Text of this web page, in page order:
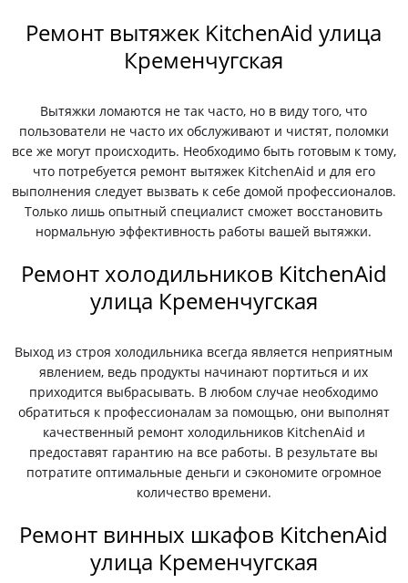
Ремонт вытяжек KitchenAid улица
Кременчугская
Вытяжки ломаются не так часто, но в виду того, что
пользователи не часто их обслуживают и чистят, поломки
все же могут происходить. Необходимо быть готовым к тому,
что потребуется ремонт вытяжек KitchenAid и для его
выполнения следует вызвать к себе домой профессионалов.
Только лишь опытный специалист сможет восстановить
нормальную эффективность работы вашей вытяжки.
Ремонт холодильников KitchenAid
улица Кременчугская
Выход из строя холодильника всегда является неприятным
явлением, ведь продукты начинают портиться и их
приходится выбрасывать. В любом случае необходимо
обратиться к профессионалам за помощью, они выполнят
качественный ремонт холодильников KitchenAid и
предоставят гарантию на все работы. В результате вы
потратите оптимальные деньги и сэкономите огромное
количество времени.
Ремонт винных шкафов KitchenAid
улица Кременчугская